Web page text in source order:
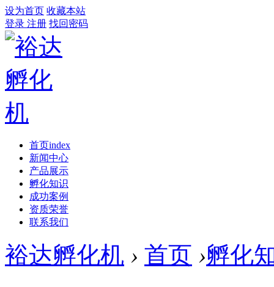
设为首页 收藏本站
登录 注册 找回密码
首页index
新闻中心
产品展示
孵化知识
成功案例
资质荣誉
联系我们
裕达孵化机 › 首页 ›孵化